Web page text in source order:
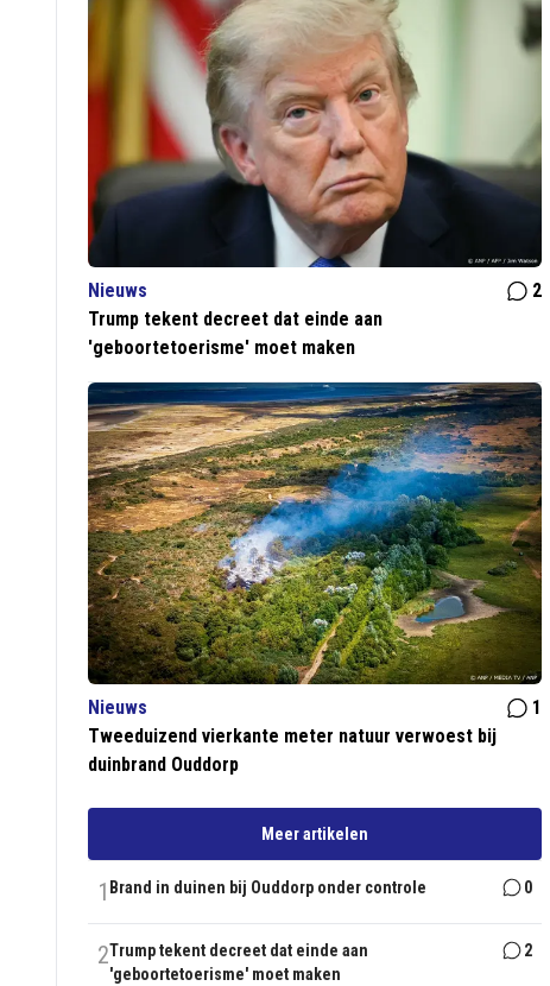
Nieuws
2
Trump tekent decreet dat einde aan
'geboortetoerisme' moet maken
Nieuws
1
Tweeduizend vierkante meter natuur verwoest bij
duinbrand Ouddorp
Meer artikelen
1 Brand in duinen bij Ouddorp onder controle 0
2Trump tekent decreet dat einde aan
'geboortetoerisme' moet maken
2